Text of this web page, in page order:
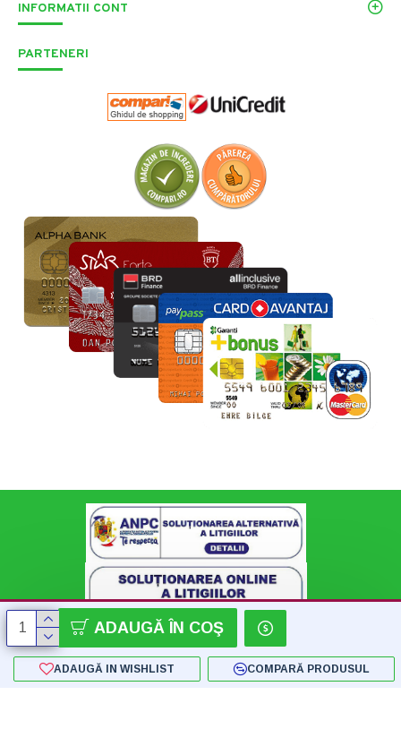
ADAUGĂ ÎN COŞ
ADAUGĂ IN WISHLIST COMPARĂ PRODUSUL
INFORMATII CONT
PARTENERI
Copyright © 2018 - 2024 SC Konnect-Shop SRL - by Flatstudio.ro